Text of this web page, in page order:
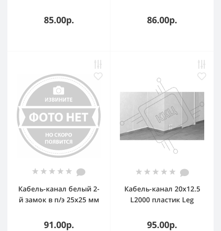
85.00р. 86.00р.
Кабель-канал белый 2-
й замок в п/э 25х25 мм
91.00р.
Кабель-канал 20х12.5
L2000 пластик Leg
95.00р.